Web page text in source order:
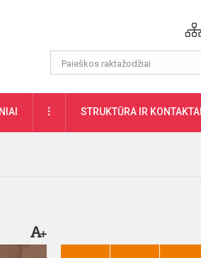
DAUGIAUSTRUKTŪRA IR KONTAKTAI